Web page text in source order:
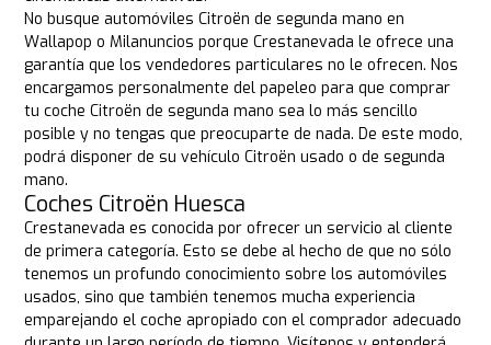
No busque automóviles Citroën de segunda mano en
Wallapop o Milanuncios porque Crestanevada le ofrece una
garantía que los vendedores particulares no le ofrecen. Nos
encargamos personalmente del papeleo para que comprar
tu coche Citroën de segunda mano sea lo más sencillo
posible y no tengas que preocuparte de nada. De este modo,
podrá disponer de su vehículo Citroën usado o de segunda
mano.
Coches Citroën Huesca
Crestanevada es conocida por ofrecer un servicio al cliente
de primera categoría. Esto se debe al hecho de que no sólo
tenemos un profundo conocimiento sobre los automóviles
usados, sino que también tenemos mucha experiencia
emparejando el coche apropiado con el comprador adecuado